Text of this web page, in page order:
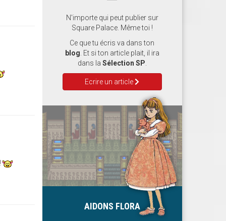
N'importe qui peut publier sur
Square Palace. Même toi !
Ce que tu écris va dans ton
blog . Et si ton article plait, il ira
dans la Sélection SP
Ecrire un article
AIDONS FLORA